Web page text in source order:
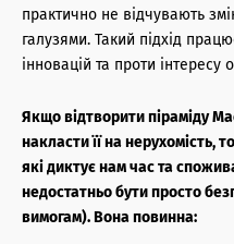
практично не відчувають
галузями. Такий підхід
інновацій та проти інтересу
Якщо відтворити піраміду
накласти її на нерухомість,
які диктує нам час та
недостатньо бути просто
вимогам). Вона повинна: